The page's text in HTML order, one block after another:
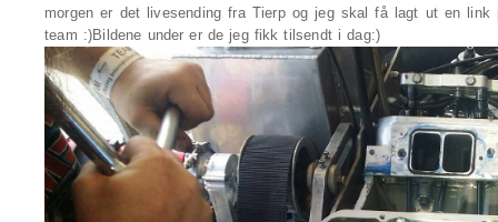
morgen er det livesending fra Tierp og jeg skal få lagt ut en
team :)Bildene under er de jeg fikk tilsendt i dag:)